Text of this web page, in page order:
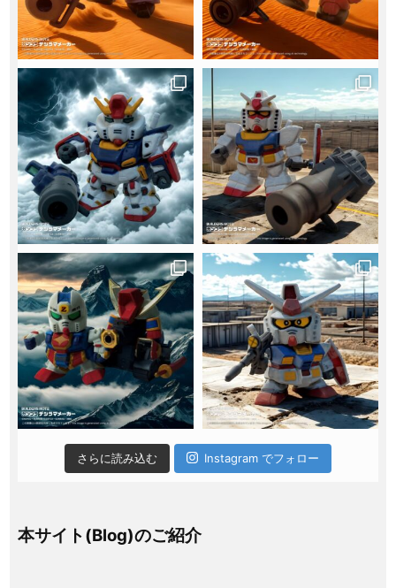
さらに読み込む Instagram でフォロー
本サイト(Blog)のご紹介